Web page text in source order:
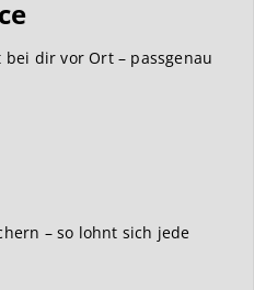
dir vor Ort – passgenau
– so lohnt sich jede